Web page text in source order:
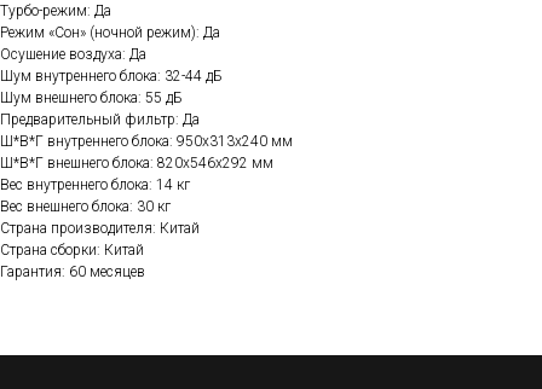
Турбо-режим: Да
Режим «Сон» (ночной режим): Да
Осушение воздуха: Да
Шум внутреннего блока: 32-44 дБ
Шум внешнего блока: 55 дБ
Предварительный фильтр: Да
Ш*В*Г внутреннего блока: 950х313х240 мм
Ш*В*Г внешнего блока: 820х546х292 мм
Вес внутреннего блока: 14 кг
Вес внешнего блока: 30 кг
Страна производителя: Китай
Страна сборки: Китай
Гарантия: 60 месяцев